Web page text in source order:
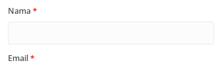
Nama *
Email*